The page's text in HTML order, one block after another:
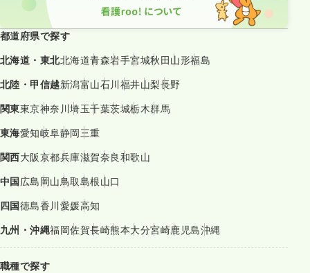
都道府県で探す
北海道・東北北海道青森岩手宮城秋田山形福島
北陸・甲信越新潟富山石川福井山梨長野
関東東京神奈川埼玉千葉茨城栃木群馬
東海愛知岐阜静岡三重
関西大阪京都兵庫滋賀奈良和歌山
中国広島岡山鳥取島根山口
四国徳島香川愛媛高知
九州・沖縄福岡佐賀長崎熊本大分宮崎鹿児島沖縄
職種で探す